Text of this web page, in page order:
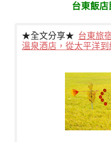
台東飯
★全文分享★ 台東旅
溫泉酒店，從太平洋